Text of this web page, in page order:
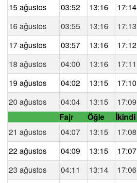
15 ağustos
03:52 13:16 17:14
16 ağustos
03:55 13:16 17:13
17 ağustos
03:57 13:16 17:12
18 ağustos
04:00 13:16 17:11
19 ağustos
04:02 13:15 17:10
20 ağustos
04:04 13:15 17:09
Fajr
Öğle İkindi
21 ağustos
04:07 13:15 17:08
22 ağustos
04:09 13:15 17:07
23 ağustos
04:11 13:14 17:06